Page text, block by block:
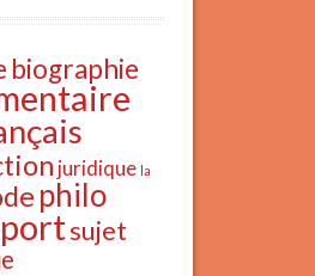
biographie
juridique la
philo
sujet